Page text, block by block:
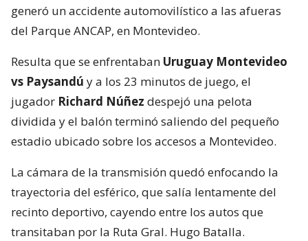
generó un accidente automovilístico a las afueras
del Parque ANCAP, en Montevideo.
Resulta que se enfrentaban Uruguay Montevideo
vs Paysandú y a los 23 minutos de juego, el
jugador Richard Núñez despejó una pelota
dividida y el balón terminó saliendo del pequeño
estadio ubicado sobre los accesos a Montevideo.
La cámara de la transmisión quedó enfocando la
trayectoria del esférico, que salía lentamente del
recinto deportivo, cayendo entre los autos que
transitaban por la Ruta Gral. Hugo Batalla.